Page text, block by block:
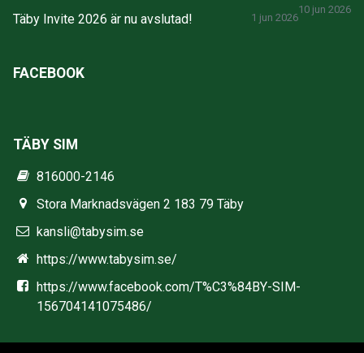
10 jun 2026
Täby Invite 2026 är nu avslutad! 1 jun 2026
FACEBOOK
TÄBY SIM
816000-2146
Stora Marknadsvägen 2 183 79 Täby
kansli@tabysim.se
https://www.tabysim.se/
https://www.facebook.com/T%C3%84BY-SIM-
156704141075486/